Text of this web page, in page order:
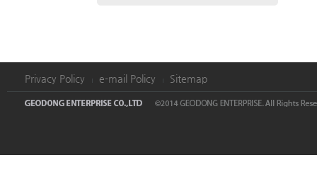
Privacy Policy e-mail Policy Sitemap